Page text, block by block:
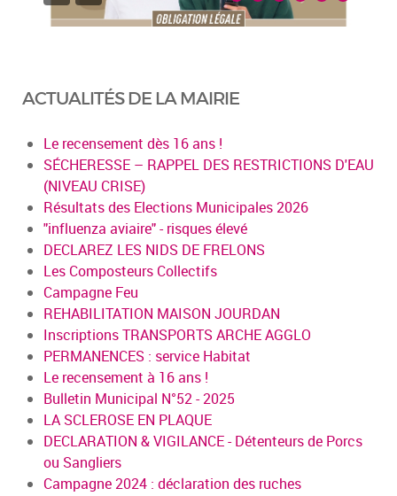
ACTUALITÉS DE LA MAIRIE
Le recensement dès 16 ans !
SÉCHERESSE – RAPPEL DES RESTRICTIONS D'EAU
(NIVEAU CRISE)
Résultats des Elections Municipales 2026
"influenza aviaire" - risques élevé
DECLAREZ LES NIDS DE FRELONS
Les Composteurs Collectifs
Campagne Feu
REHABILITATION MAISON JOURDAN
Inscriptions TRANSPORTS ARCHE AGGLO
PERMANENCES : service Habitat
Le recensement à 16 ans !
Bulletin Municipal N°52 - 2025
LA SCLEROSE EN PLAQUE
DECLARATION & VIGILANCE - Détenteurs de Porcs
ou Sangliers
Campagne 2024 : déclaration des ruches